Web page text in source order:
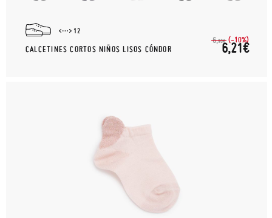
12
CALCETINES CORTOS NIÑOS LISOS CÓNDOR
6,90€ (-10%)
6,21€